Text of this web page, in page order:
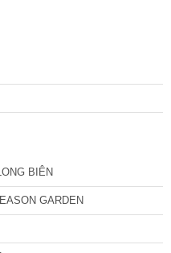
BIÊN
GARDEN